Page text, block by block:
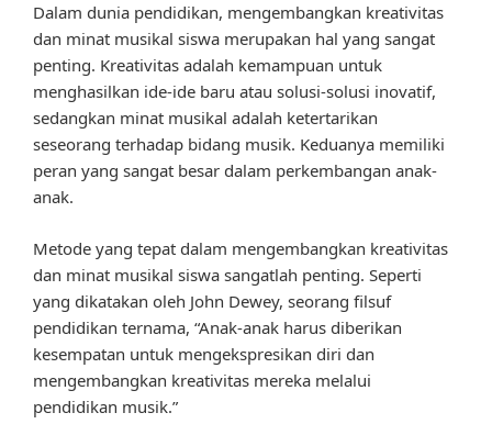
Dalam dunia pendidikan, mengembangkan kreativitas
dan minat musikal siswa merupakan hal yang sangat
penting. Kreativitas adalah kemampuan untuk
menghasilkan ide-ide baru atau solusi-solusi inovatif,
sedangkan minat musikal adalah ketertarikan
seseorang terhadap bidang musik. Keduanya memiliki
peran yang sangat besar dalam perkembangan anak-
anak.
Metode yang tepat dalam mengembangkan kreativitas
dan minat musikal siswa sangatlah penting. Seperti
yang dikatakan oleh John Dewey, seorang filsuf
pendidikan ternama, “Anak-anak harus diberikan
kesempatan untuk mengekspresikan diri dan
mengembangkan kreativitas mereka melalui
pendidikan musik.”